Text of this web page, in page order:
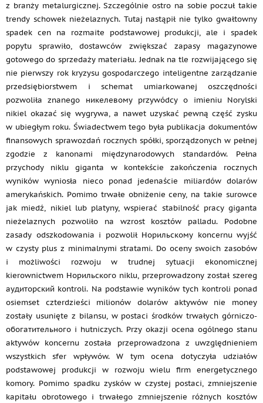
z branży metalurgicznej. Szczególnie ostro na sobie poczuł takie
trendy schowek nieżelaznych. Tutaj nastąpił nie tylko gwałtowny
spadek cen na rozmaite podstawowej produkcji, ale i spadek
popytu sprawiło, dostawców zwiększać zapasy magazynowe
gotowego do sprzedaży materiału. Jednak na tle rozwijającego się
nie pierwszy rok kryzysu gospodarczego inteligentne zarządzanie
przedsiębiorstwem i schemat umiarkowanej oszczędności
pozwoliła znanego никелевому przywódcy o imieniu Norylski
nikiel okazać się wygrywa, a nawet uzyskać pewną część zysku
w ubiegłym roku. Świadectwem tego była publikacja dokumentów
finansowych sprawozdań rocznych spółki, sporządzonych w pełnej
zgodzie z kanonami międzynarodowych standardów. Pełna
przychody niklu giganta w kontekście zakończenia rocznych
wyników wyniosła nieco ponad jedenaście miliardów dolarów
amerykańskich. Pomimo trwałe obniżenie ceny, na takie surowce
jak miedź, nikiel lub platyny, wspierać stabilność pracy giganta
nieżelaznych pozwoliło na wzrost kosztów palladu. Podobne
zasady odszkodowania i pozwolił Норильскому koncernu wyjść
w czysty plus z minimalnymi stratami. Do oceny swoich zasobów
i możliwości rozwoju w trudnej sytuacji ekonomicznej
kierownictwem Норильского niklu, przeprowadzony został szereg
аудиторский kontroli. Na podstawie wyników tych kontroli ponad
osiemset czterdzieści milionów dolarów aktywów nie money
zostały usunięte z bilansu, w postaci środków trwałych górniczo-
обогатительного i hutniczych. Przy okazji ocena ogólnego stanu
aktywów koncernu została przeprowadzona z uwzględnieniem
wszystkich sfer wpływów. W tym ocena dotyczyła udziałów
podstawowej produkcji w rozwoju wielu firm energetycznego
komory. Pomimo spadku zysków w czystej postaci, zmniejszenie
kapitału obrotowego i trwałego zmniejszenie różnych kosztów